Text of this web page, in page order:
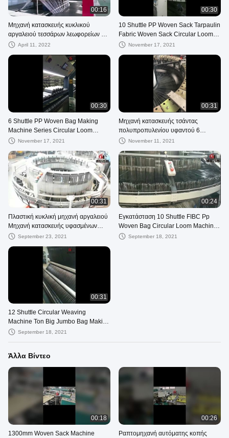
00:16
Μηχανή κατασκευής κυκλικού
αργαλειού τεσσάρων λεωφορείων για
τσάντα ρυζιού τσιμέντου
April 11, 2022
00:30
10 Shuttle PP Woven Sack Tarpaulin
Fabric Woven Sack Circular Loom
Machine Κατασκευαστής
November 17, 2021
00:30
6 Shuttle PP Woven Bag Making
Machine Series Circular Loom
Machine for Cement Bags
November 17, 2021
00:31
Μηχανή κατασκευής τσάντας
πολυπροπυλενίου υφαντού 6
Shuttle Circular Loom 7,5kw
November 11, 2021
00:31
Πλαστική κυκλική μηχανή αργαλειού
Μηχανή κατασκευής υφασμένων
σάκων Leno Mesh Bag Pp
September 23, 2021
00:24
Εγκατάσταση 10 Shuttle FIBC Pp
Woven Bag Circular Loom Machine
Company Filed
September 18, 2021
00:31
12 Shuttle Circular Weaving
Machine Ton Big Jumbo Bag Making
51rpmSeptember 18, 2021
Άλλα Βίντεο
00:18
1300mm Woven Sack Machine
00:26
Ραπτομηχανή αυτόματης κοπής